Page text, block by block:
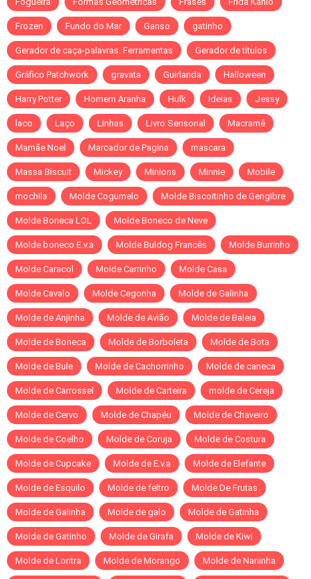
Frozen Fundo do Mar Ganso gatinho
Gerador de caça-palavras. Ferramentas Gerador de títulos
Gráfico Patchwork gravata Guirlanda Halloween
Harry Potter Homem Aranha Hulk Ideias Jessy
laco Laço Linhas Livro Sensorial Macramê
Mamãe Noel Marcador de Pagina mascara
Massa Biscuit Mickey Minions Minnie Mobile
mochila Molde Cogumelo Molde Biscoitinho de Gengibre
Molde Boneca LOL Molde Boneco de Neve
Molde boneco E.v.a Molde Buldog Francês Molde Burrinho
Molde Caracol Molde Carrinho Molde Casa
Molde Cavalo Molde Cegonha Molde de Galinha
Molde de Anjinha Molde de Avião Molde de Baleia
Molde de Boneca Molde de Borboleta Molde de Bota
Molde de Bule Molde de Cachorrinho Molde de caneca
Molde de Carrossel Molde de Carteira molde de Cereja
Molde de Cervo Molde de Chapéu Molde de Chaveiro
Molde de Coelho Molde de Coruja Molde de Costura
Molde de Cupcake Molde de E.v.a Molde de Elefante
Molde de Esquilo Molde de feltro Molde De Frutas
Molde de Galinha Molde de galo Molde de Gatinha
Molde de Gatinho Molde de Girafa Molde de Kiwi
Molde de Lontra Molde de Morango Molde de Naninha